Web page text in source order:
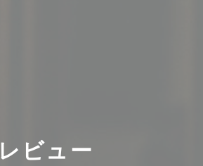
レビュー